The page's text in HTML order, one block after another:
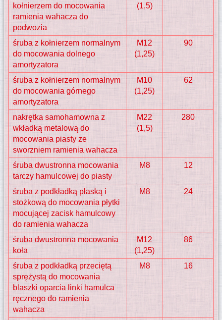
kołnierzem do mocowania
ramienia wahacza do
podwozia
(1,5)
śruba z kołnierzem normalnym
do mocowania dolnego
amortyzatora
M12
(1,25)
90
śruba z kołnierzem normalnym
do mocowania górnego
amortyzatora
M10
(1,25)
62
nakrętka samohamowna z
wkładką metalową do
mocowania piasty ze
sworzniem ramienia wahacza
M22
(1,5)
280
śruba dwustronna mocowania
tarczy hamulcowej do piasty
M8 12
śruba z podkładką płaską i
stożkową do mocowania płytki
mocującej zacisk hamulcowy
do ramienia wahacza
M8 24
śruba dwustronna mocowania
koła
M12
(1,25)
86
śruba z podkładką przeciętą
sprężystą do mocowania
blaszki oparcia linki hamulca
ręcznego do ramienia
wahacza
M8 16